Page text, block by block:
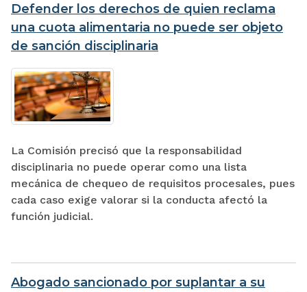
Defender los derechos de quien reclama
una cuota alimentaria no puede ser objeto
de sanción disciplinaria
La Comisión precisó que la responsabilidad
disciplinaria no puede operar como una lista
mecánica de chequeo de requisitos procesales, pues
cada caso exige valorar si la conducta afectó la
función judicial.
Abogado sancionado por suplantar a su